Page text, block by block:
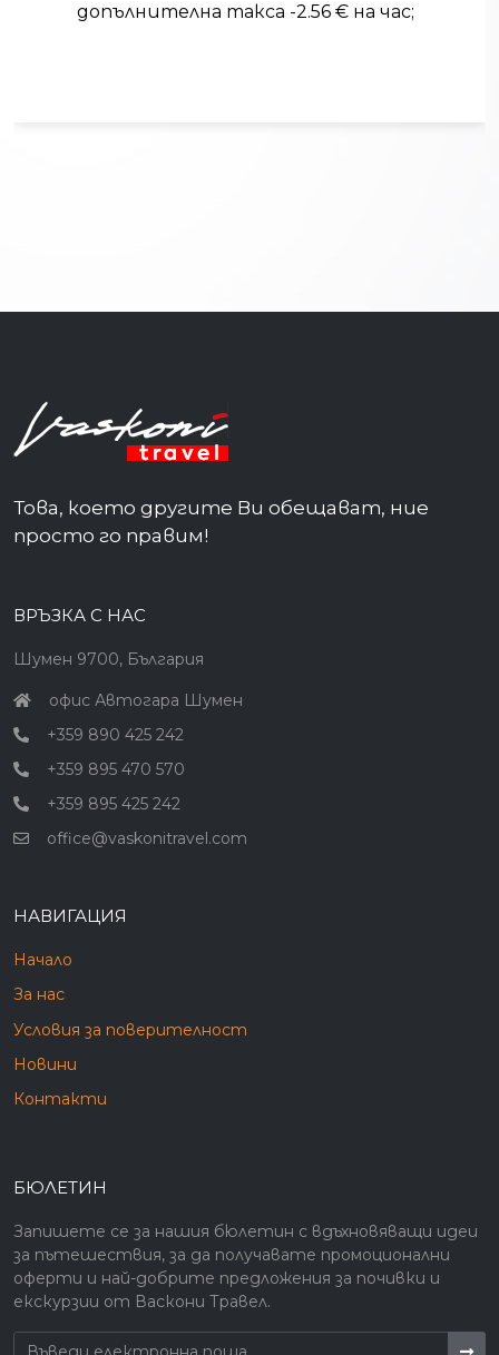
допълнителна такса -2.56 € на час;
Това, което другите Ви обещават, ние
просто го правим!
ВРЪЗКА С НАС
Шумен 9700, България
офис Автогара Шумен
+359 890 425 242
+359 895 470 570
+359 895 425 242
office@vaskonitravel.com
НАВИГАЦИЯ
Начало
За нас
Условия за поверителност
Новини
Контакти
БЮЛЕТИН
Запишете се за нашия бюлетин с вдъхновяващи идеи
за пътешествия, за да получавате промоционални
оферти и най-добрите предложения за почивки и
екскурзии от Васкони Травел.